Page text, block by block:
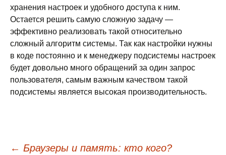
хранения настроек и удобного доступа к ним.
Остается решить самую сложную задачу —
эффективно реализовать такой относительно
сложный алгоритм системы. Так как настройки нужны
в коде постоянно и к менеджеру подсистемы настроек
будет довольно много обращений за один запрос
пользователя, самым важным качеством такой
подсистемы является высокая производительность.
← Браузеры и память: кто кого?